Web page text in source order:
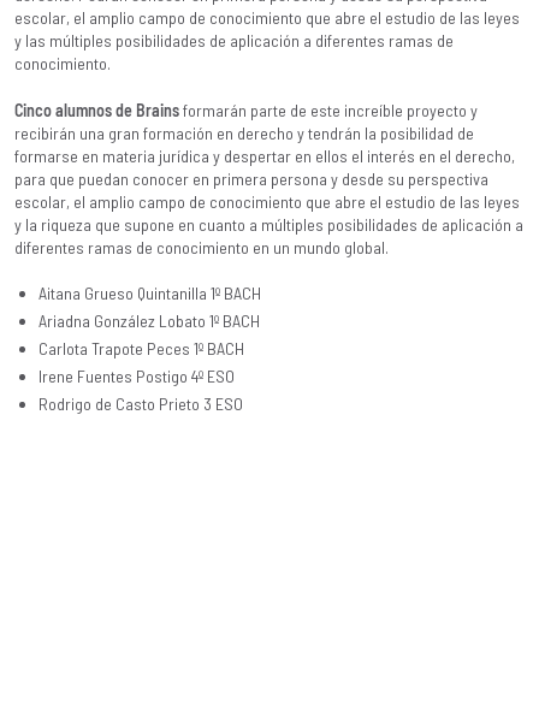
escolar, el amplio campo de conocimiento que abre el estudio de las leyes
y las múltiples posibilidades de aplicación a diferentes ramas de
conocimiento.
Cinco alumnos de Brainsformarán parte de este increíble proyecto y
recibirán una gran formación en derecho y tendrán la posibilidad de
formarse en materia jurídica y despertar en ellos el interés en el derecho,
para que puedan conocer en primera persona y desde su perspectiva
escolar, el amplio campo de conocimiento que abre el estudio de las leyes
y la riqueza que supone en cuanto a múltiples posibilidades de aplicación a
diferentes ramas de conocimiento en un mundo global.
Aitana Grueso Quintanilla 1º BACH
Ariadna González Lobato 1º BACH
Carlota Trapote Peces 1º BACH
Irene Fuentes Postigo 4º ESO
Rodrigo de Casto Prieto 3 ESO